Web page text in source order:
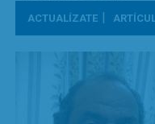
ACTUALÍZATE |